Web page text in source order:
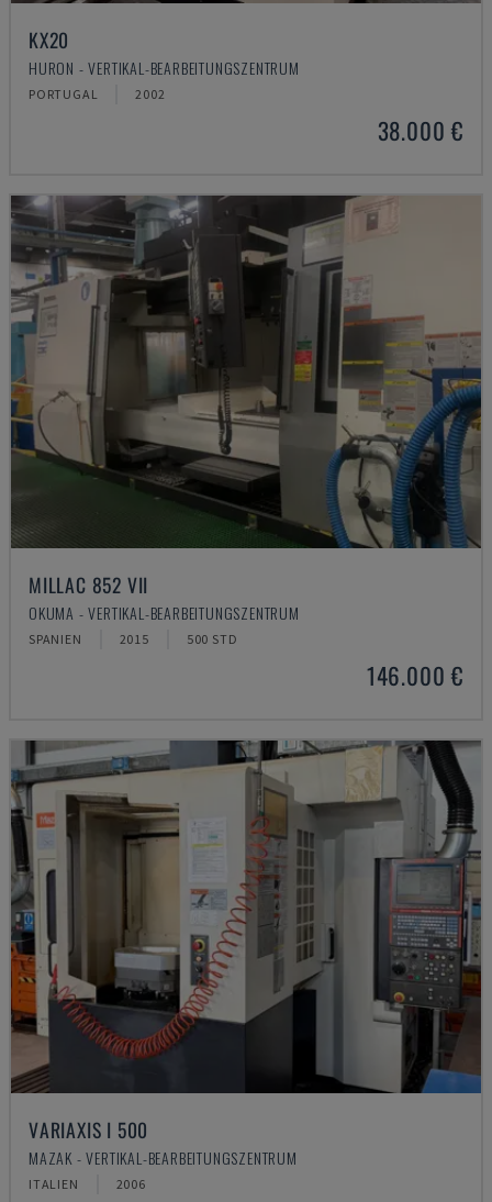
KX20
HURON - VERTIKAL-BEARBEITUNGSZENTRUM
PORTUGAL 2002
38.000 €
MILLAC 852 VII
OKUMA - VERTIKAL-BEARBEITUNGSZENTRUM
SPANIEN 2015 500 STD
146.000 €
VARIAXIS I 500
MAZAK - VERTIKAL-BEARBEITUNGSZENTRUM
ITALIEN 2006